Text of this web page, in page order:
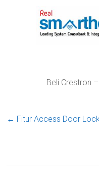
Beli Crestron
← Fitur Access Door